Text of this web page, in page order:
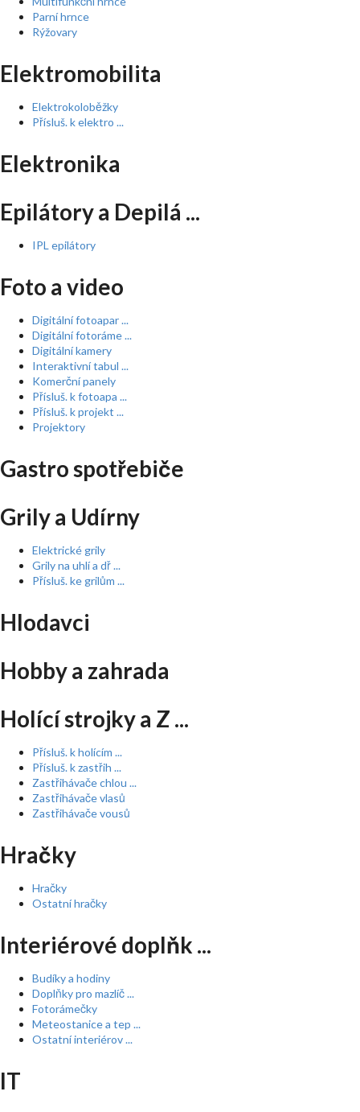
Parní hrnce
Rýžovary
Elektromobilita
Elektrokoloběžky
Přísluš. k elektro ...
Elektronika
Epilátory a Depilá ...
IPL epilátory
Foto a video
Digitální fotoapar ...
Digitální fotoráme ...
Digitální kamery
Interaktivní tabul ...
Komerční panely
Přísluš. k fotoapa ...
Přísluš. k projekt ...
Projektory
Gastro spotřebiče
Grily a Udírny
Elektrické grily
Grily na uhlí a dř ...
Přísluš. ke grilům ...
Hlodavci
Hobby a zahrada
Holící strojky a Z ...
Přísluš. k holícím ...
Přísluš. k zastřih ...
Zastřihávače chlou ...
Zastřihávače vlasů
Zastřihávače vousů
Hračky
Hračky
Ostatní hračky
Interiérové doplňk ...
Budíky a hodiny
Doplňky pro mazlíč ...
Fotorámečky
Meteostanice a tep ...
Ostatní interiérov ...
IT